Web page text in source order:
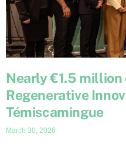
Nearly €1.5
Regenerative
Témiscamingue
March 30, 2026